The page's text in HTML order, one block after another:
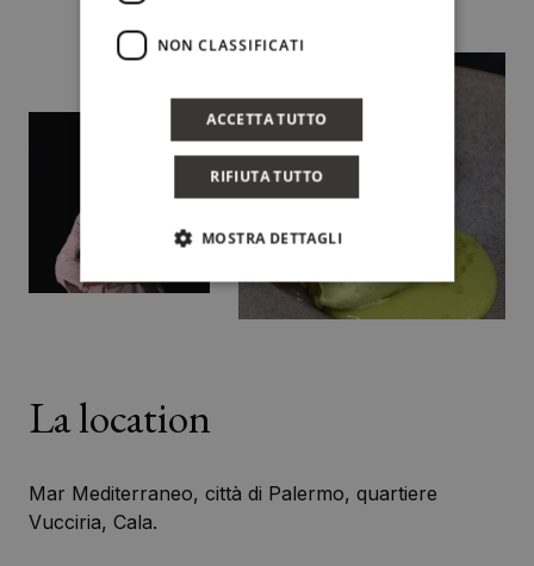
La location
Mar Mediterraneo, città di Palermo, quartiere
Vucciria, Cala.
NON CLASSIFICATI
ACCETTA TUTTO
RIFIUTA TUTTO
MOSTRA DETTAGLI